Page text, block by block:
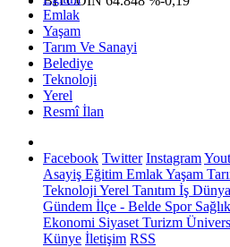
Emlak
Yaşam
Tarım Ve Sanayi
Belediye
Teknoloji
Yerel
Resmî İlan
Facebook Twitter Instagram
Asayiş Eğitim EmlakYaşam
Teknoloji Yerel Tanıtım İş
Gündem İlçe - Belde SporSağlık
Ekonomi Siyaset Turizm
Künye İletişim RSS